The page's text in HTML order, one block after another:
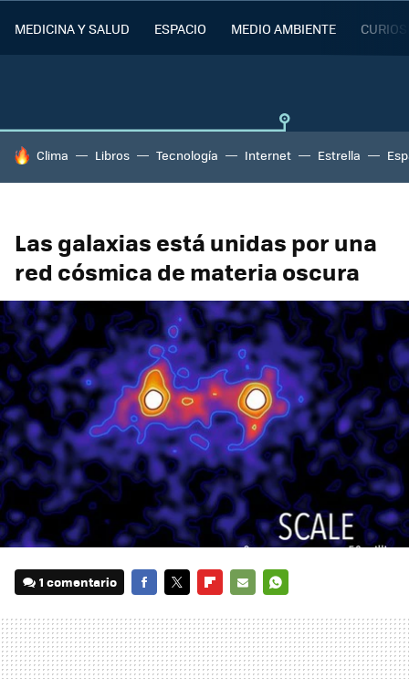
MEDICINA Y SALUD ESPACIO MEDIO AMBIENTE
HOY SE HABLA DE
Clima Libros Tecnología Internet Estrella
Las galaxias está unidas por una
red cósmica de materia oscura
1 comentario
MAIL